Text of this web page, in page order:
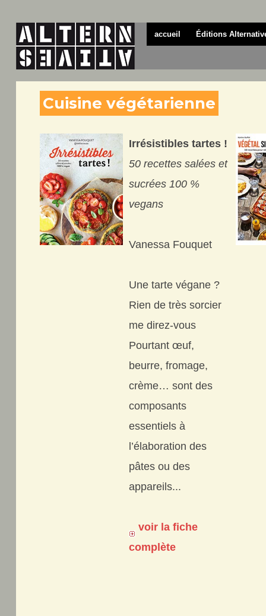
accueil Éditions
Cuisine végétarienne
Irrésistibles tartes !
50 recettes salées et
sucrées 100 %
vegans
Vanessa Fouquet
Une tarte végane ?
Rien de très sorcier
me direz-vous
Pourtant œuf,
beurre, fromage,
crème… sont des
composants
essentiels à
l’élaboration des
pâtes ou des
appareils...
voir la fiche
complète